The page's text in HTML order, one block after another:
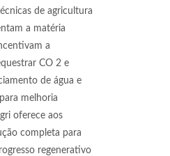
de agricultura
a matéria
a
CO 2 e
de água e
melhoria
oferece aos
completa para
regenerativo